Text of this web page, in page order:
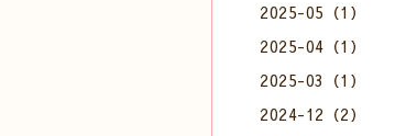
2025-05（1）
2025-04（1）
2025-03（1）
2024-12（2）